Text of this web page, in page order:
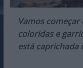
Vamos
coloridas e
está caprichada